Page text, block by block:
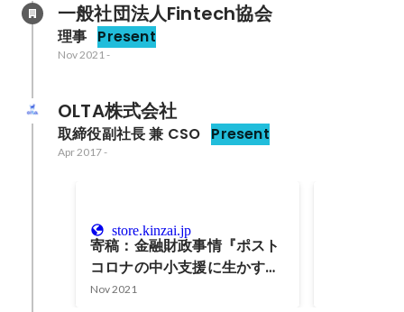
一般社団法人Fintech協会
理事 Present
Nov 2021-
OLTA株式会社
取締役副社長 兼 CSO Present
Apr 2017-
store.kinzai.jp
寄稿：金融財政事情『ポスト
コロナの中小支援に生かすオ
ンライン型ファクタリング』
Nov 2021